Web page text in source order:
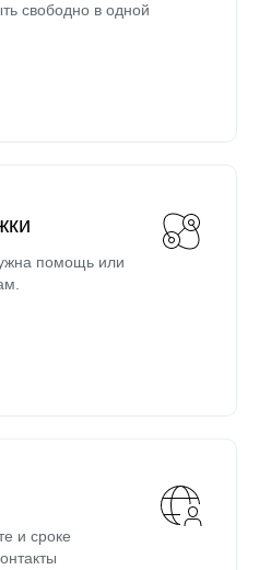
свободно в одной
помощь или
и сроке